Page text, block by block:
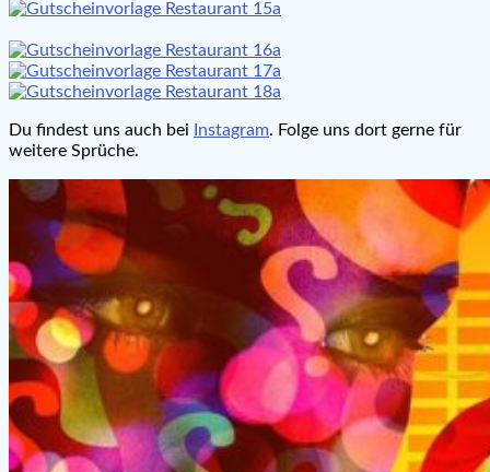
Du findest uns auch bei Instagram. Folge uns dort gerne für
weitere Sprüche.